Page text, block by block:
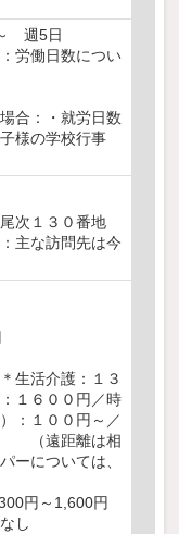
週5日
労働日数につい
合：・就労日数
様の学校行事
次１３０番地
主な訪問先は今
生活介護：１３
１６００円／時
：１００円～／
は相
ーについては、
円～1,600円
し